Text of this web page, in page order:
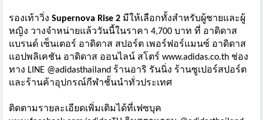
รองเท้าวิ่ง Supernova Rise 2 มีให้เลือกทั้งสำหรับผู้ชายและผู้
หญิง วางจำหน่ายแล้ววันนี้ในราคา 4,700 บาท ที่ อาดิดาส
แบรนด์ เซ็นเตอร์ อาดิดาส สปอร์ต เพอร์ฟอร์แมนซ์ อาดิดาส
แอปพลิเคชัน อาดิดาส ออนไลน์ สโตร์ www.adidas.co.th ช่อง
ทาง LINE @adidasthailand ร้านอาริ รันนิ่ง ร้านซูเปอร์สปอร์ต
และร้านค้าอุปกรณ์กีฬาชั้นนำทั่วประเทศ
ติดตามรายละเอียดเพิ่มเติมได้ที่เฟซบุค